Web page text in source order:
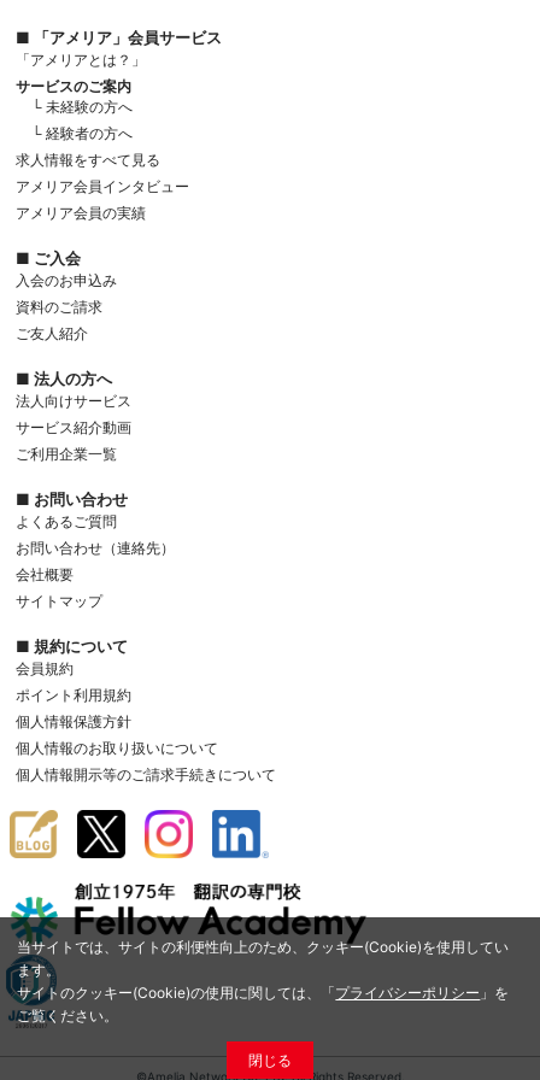
当サイトでは、サイトの利便性向上のため、クッキー(Cookie)を使用してい
ます。
サイトのクッキー(Cookie)の使用に関しては、「プライバシーポリシー 」を
ご覧ください。
閉じる
■ 「アメリア」会員サービス
「アメリアとは？」
サービスのご案内
└ 未経験の方へ
└ 経験者の方へ
求人情報をすべて見る
アメリア会員インタビュー
アメリア会員の実績
■ ご入会
入会のお申込み
資料のご請求
ご友人紹介
■ 法人の方へ
法人向けサービス
サービス紹介動画
ご利用企業一覧
■ お問い合わせ
よくあるご質問
お問い合わせ（連絡先）
会社概要
サイトマップ
■ 規約について
会員規約
ポイント利用規約
個人情報保護方針
個人情報のお取り扱いについて
個人情報開示等のご請求手続きについて
©Amelia Network Co.,Ltd. All Rights Reserved.